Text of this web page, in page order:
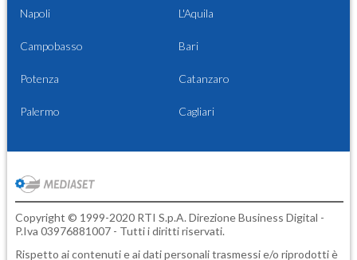
Napoli L'Aquila
Campobasso Bari
Potenza Catanzaro
Palermo Cagliari
Copyright © 1999-2020 RTI S.p.A. Direzione Business Digital -
P.Iva 03976881007 - Tutti i diritti riservati.
Rispetto ai contenuti e ai dati personali trasmessi e/o riprodotti è